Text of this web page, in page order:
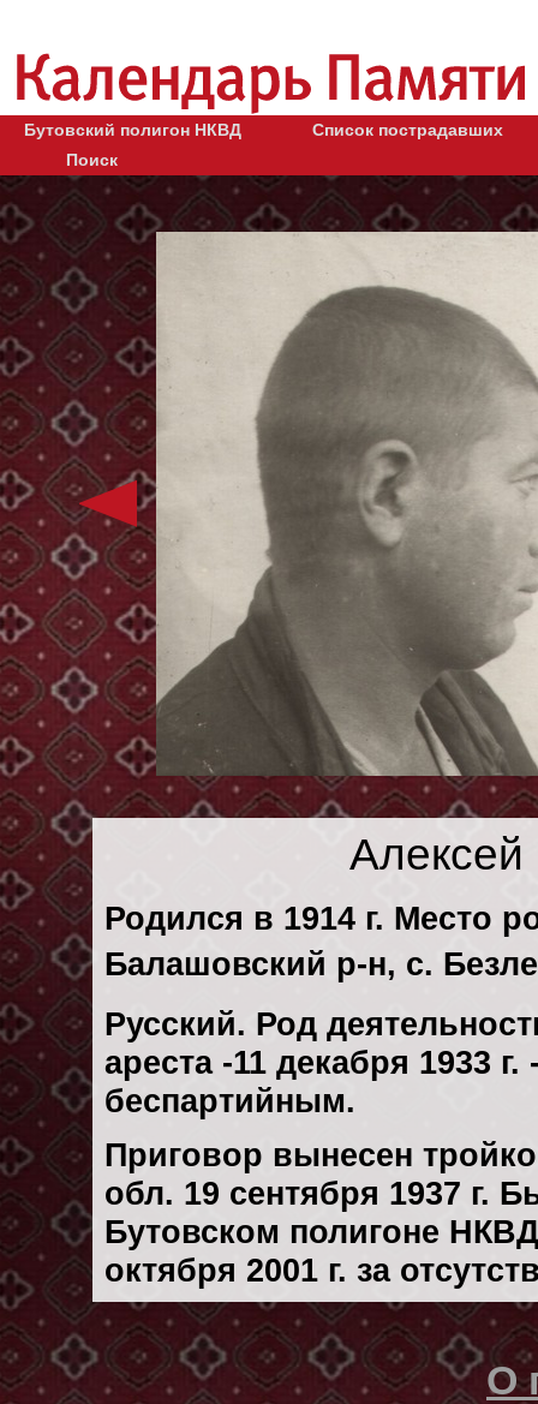
Бутовский полигон НКВД
Список пострадавших
Поиск
Алексей
Родился в 1914 г. Место
Балашовский р-н, с.
Русский. Род
ареста -11 декабря 1933
беспартийным.
Приговор вынесен
обл. 19 сентября 1937 г.
Бутовском полигоне
октября 2001 г. за
О